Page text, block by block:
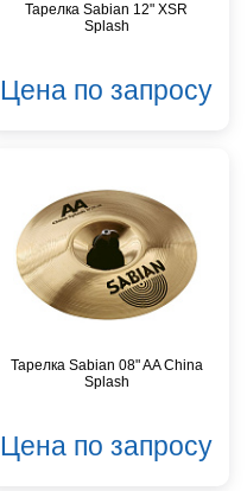
Тарелка Sabian 12" XSR
Splash
Цена по запросу
Тарелка Sabian 08" AA China
Splash
Цена по запросу